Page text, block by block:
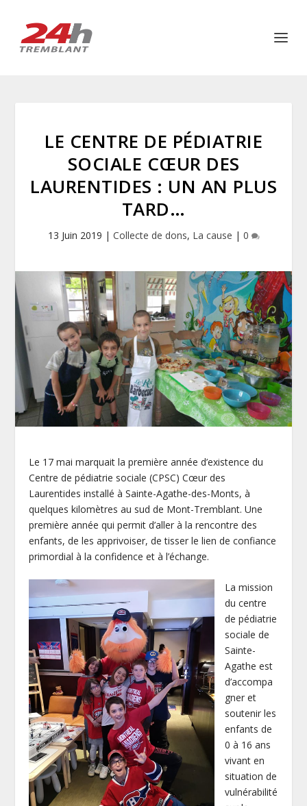
LE CENTRE DE PÉDIATRIE
SOCIALE CŒUR DES
LAURENTIDES : UN AN PLUS
TARD…
13 Juin 2019 | Collecte de dons, La cause | 0
Le 17 mai marquait la première année d’existence du
Centre de pédiatrie sociale (CPSC) Cœur des
Laurentides installé à Sainte-Agathe-des-Monts, à
quelques kilomètres au sud de Mont-Tremblant. Une
première année qui permit d’aller à la rencontre des
enfants, de les apprivoiser, de tisser le lien de confiance
primordial à la confidence et à l’échange.
La mission
du centre
de pédiatrie
sociale de
Sainte-
Agathe est
d’accompa
gner et
soutenir les
enfants de
0 à 16 ans
vivant en
situation de
vulnérabilité